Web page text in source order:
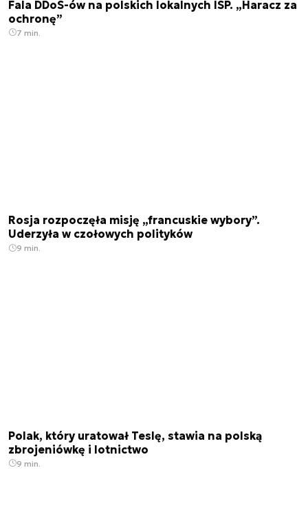
Fala DDoS-ów na polskich lokalnych ISP. „Haracz za
ochronę”
7 min.
Rosja rozpoczęła misję „francuskie wybory”.
Uderzyła w czołowych polityków
9 min.
Polak, który uratował Teslę, stawia na polską
zbrojeniówkę i lotnictwo
9 min.